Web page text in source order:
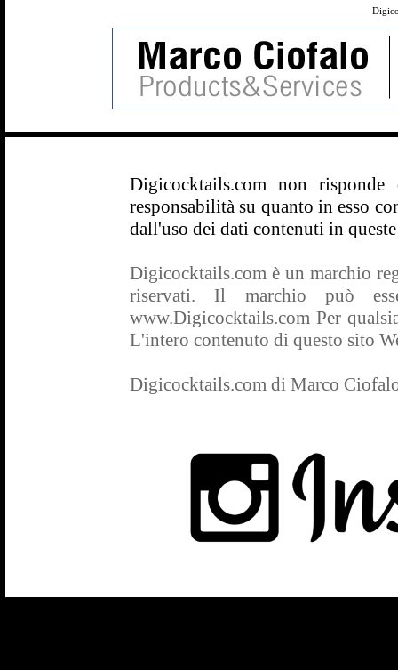
Digicocktails.com non
responsabilità su quanto in esso
dall'uso dei dati contenuti in
Digicocktails.com è un marchio
riservati. Il marchio può
www.Digicocktails.com Per
L'intero contenuto di questo sito
Digicocktails.com di Marco